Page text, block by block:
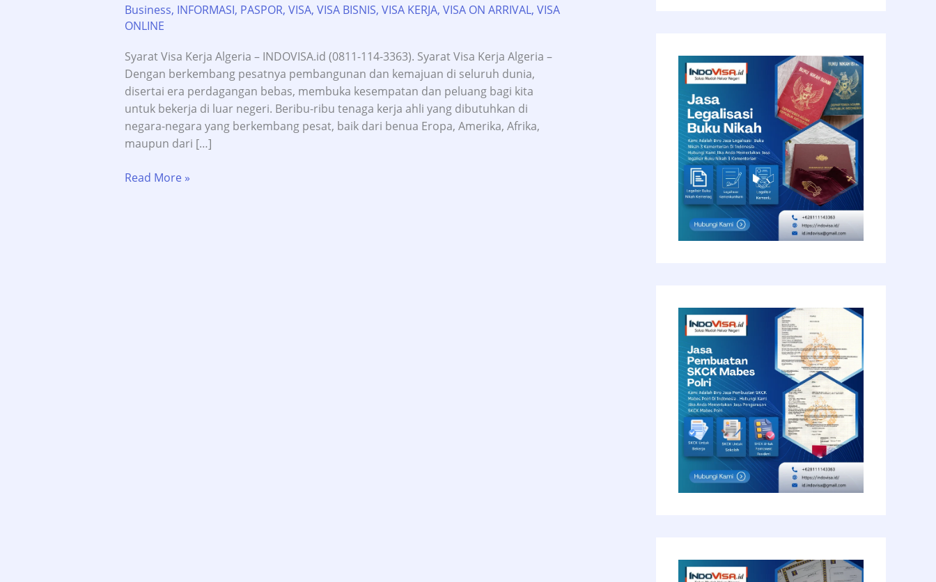
Business, INFORMASI, PASPOR, VISA, VISA BISNIS, VISA KERJA, VISA ON ARRIVAL, VISA
ONLINE
Syarat Visa Kerja Algeria – INDOVISA.id (0811-114-3363). Syarat Visa Kerja Algeria –
Dengan berkembang pesatnya pembangunan dan kemajuan di seluruh dunia,
disertai era perdagangan bebas, membuka kesempatan dan peluang bagi kita
untuk bekerja di luar negeri. Beribu-ribu tenaga kerja ahli yang dibutuhkan di
negara-negara yang berkembang pesat, baik dari benua Eropa, Amerika, Afrika,
maupun dari […]
SYARAT
Read More »